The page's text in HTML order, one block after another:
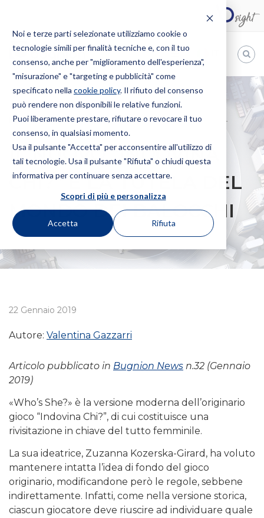
Noi e terze parti selezionate utilizziamo cookie o
tecnologie simili per finalità tecniche e, con il tuo
consenso, anche per "miglioramento dell'esperienza",
"misurazione" e "targeting e pubblicità" come
specificato nella cookie policy. Il rifiuto del consenso
può rendere non disponibili le relative funzioni.
Puoi liberamente prestare, rifiutare o revocare il tuo
consenso, in qualsiasi momento.
Usa il pulsante "Accetta" per acconsentire all'utilizzo di
tali tecnologie. Usa il pulsante "Rifiuta" o chiudi questa
informativa per continuare senza accettare.
Scopri di più e personalizza
Accetta Rifiuta
Bugnion
The
way
HOME NEWS
IL NUOVO “INDOVINA CHI?” E LA TUTELA DEL
MONDO DEI BALOCCHI
IL NUOVO “INDOVINA
CHI?” E LA TUTELA DEL
MONDO DEI BALOCCHI
22 Gennaio 2019
Autore: Valentina Gazzarri
Articolo pubblicato in Bugnion News n.32 (Gennaio
2019)
«Who’s She?» è la versione moderna dell’originario
gioco “Indovina Chi?”, di cui costituisce una
rivisitazione in chiave del tutto femminile.
La sua ideatrice, Zuzanna Kozerska-Girard, ha voluto
mantenere intatta l’idea di fondo del gioco
originario, modificandone però le regole, sebbene
indirettamente. Infatti, come nella versione storica,
ciascun giocatore deve riuscire ad individuare quale